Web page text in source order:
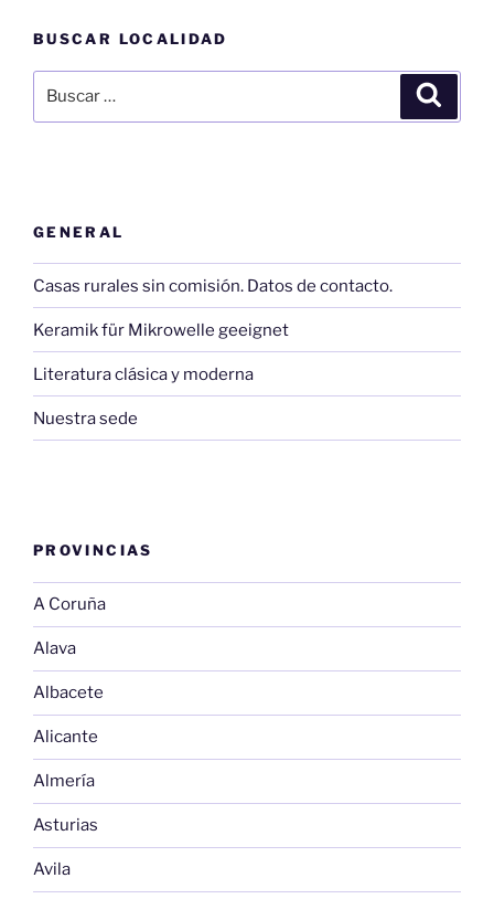
BUSCAR LOCALIDAD
por:
GENERAL
Casas rurales sin comisión. Datos de contacto.
Keramik für Mikrowelle geeignet
Literatura clásica y moderna
Nuestra sede
PROVINCIAS
A Coruña
Alava
Albacete
Alicante
Almería
Asturias
Avila